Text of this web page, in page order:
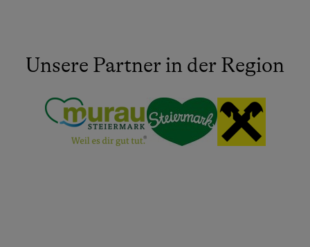
Unsere Partner in der Region